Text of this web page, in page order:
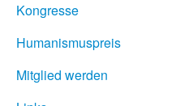
Kongresse
Humanismuspreis
Mitglied werden